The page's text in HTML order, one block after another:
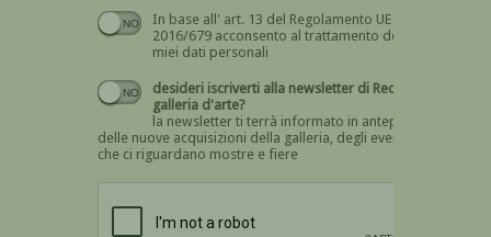
In base all' art. 13 del Regolamento UE n.
2016/679 acconsento al trattamento dei
miei dati personali
Devi dare il consenso
desideri iscriverti alla newsletter di Recta
galleria d'arte?
la newsletter ti terrà informato in anteprima
delle nuove acquisizioni della galleria, degli eventi
che ci riguardano mostre e fiere